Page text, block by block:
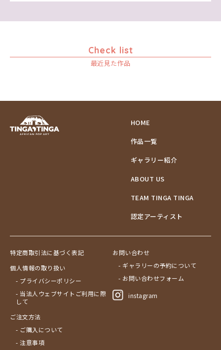
Check list
最近見た作品
HOME
作品一覧
ギャラリー紹介
ABOUT US
TEAM TINGA TINGA
認定アーティスト
特定商取引法に基づく表記
個人情報の取り扱い
- プライバシーポリシー
- 当法人ウェブサイトご利用に際
して
ご注文方法
- ご購入について
- 注意事項
お問い合わせ
- ギャラリーの予約について
- お問い合わせフォーム
instagram